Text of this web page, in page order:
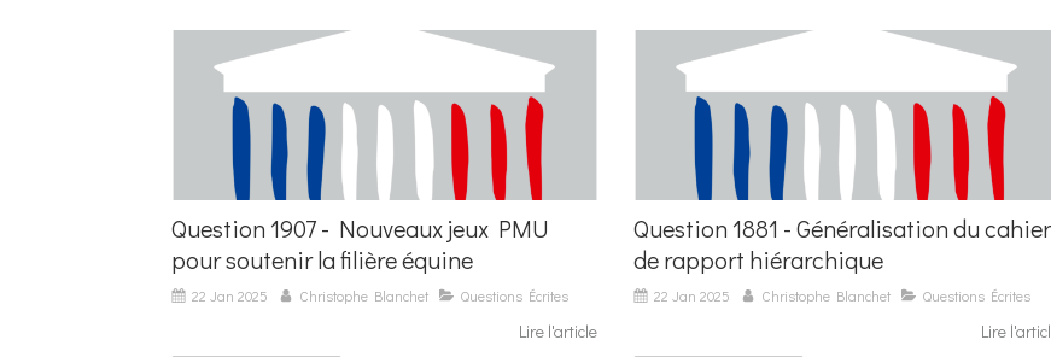
Question 1907 - Nouveaux jeux PMU
pour soutenir la filière équine
22 Jan 2025 Christophe Blanchet Questions Écrites
Lire l'article
Question 1881 - Généralisation du cahier
de rapport hiérarchique
22 Jan 2025 Christophe Blanchet Questions Écrites
Lire